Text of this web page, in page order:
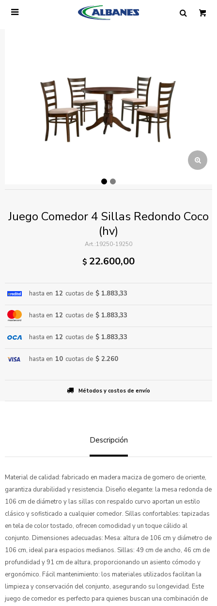

Juego Comedor 4 Sillas Redondo Coco
(hv)
19250-19250
$ 22.600,00
hasta en 12 cuotas de $ 1.883,33
hasta en 12 cuotas de $ 1.883,33
hasta en 12 cuotas de $ 1.883,33
hasta en 10 cuotas de $ 2.260
Métodos y costos de envío
Descripción
Material de calidad: fabricado en madera maciza de gomero de oriente,
garantiza durabilidad y resistencia. Diseño elegante: la mesa redonda de
106 cm de diámetro y las sillas con respaldo curvo aportan un estilo
clásico y sofisticado a cualquier comedor. Sillas confortables: tapizadas
en tela de color tostado, ofrecen comodidad y un toque cálido al
conjunto. Dimensiones adecuadas: Mesa: altura de 106 cm y diámetro de
106 cm, ideal para espacios medianos. Sillas: 49 cm de ancho, 46 cm de
profundidad y 91 cm de altura, proporcionando un asiento cómodo y
ergonómico. Fácil mantenimiento: los materiales utilizados facilitan la
limpieza y conservación del conjunto, asegurando su longevidad. Este
juego de comedor es perfecto para quienes buscan una combinación de
Correo electrónico